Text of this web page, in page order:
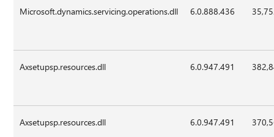
Microsoft.dynamics.servicing.operations.dll 6.0.888.436
Axsetupsp.resources.dll 6.0.947.491
Axsetupsp.resources.dll 6.0.947.491